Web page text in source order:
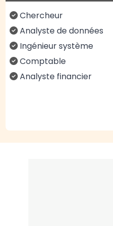
Chercheur
Analyste de données
Ingénieur système
Comptable
Analyste financier